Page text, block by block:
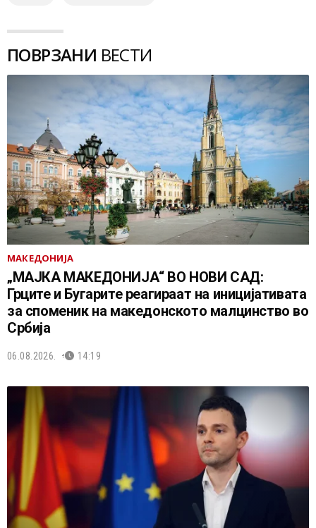
ПОВРЗАНИ ВЕСТИ
МАКЕДОНИЈА
„МАЈКА МАКЕДОНИЈА“ ВО НОВИ САД:
Грците и Бугарите реагираат на иницијативата
за споменик на македонското малцинство во
Србија
06.08.2026. 14:19